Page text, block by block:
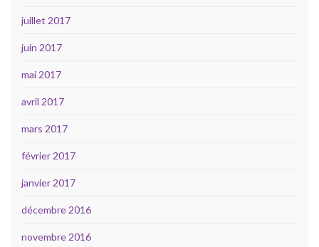
juillet 2017
juin 2017
mai 2017
avril 2017
mars 2017
février 2017
janvier 2017
décembre 2016
novembre 2016